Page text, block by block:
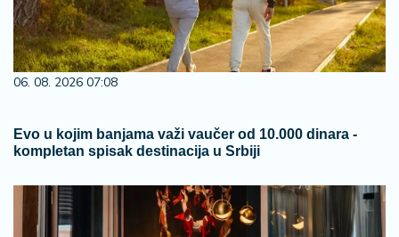
06. 08. 2026 07:08
Evo u kojim banjama važi vaučer od 10.000 dinara -
kompletan spisak destinacija u Srbiji